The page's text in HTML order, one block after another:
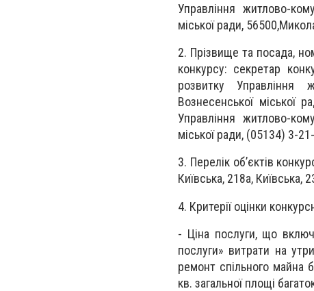
Управління житлово-
міської ради,
2. Прізвище та посада,
конкурсу: секретар
розвитку Управління
Вознесенської міської
Управління житлово-
міської ради, (05134) 3-
3. Перелік об’єктів
Київська, 218а, Київська,
4. Критерії оцінки
- Ціна послуги, що
послуги» витрати на
ремонт спільного майна
кв. загальної площі